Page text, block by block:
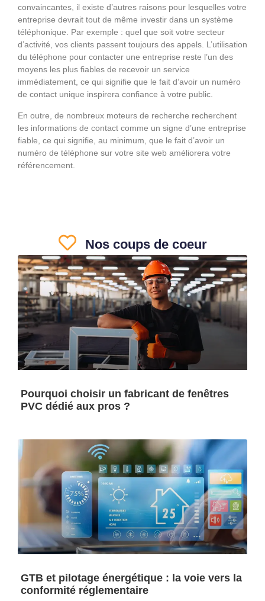
convaincantes, il existe d’autres raisons pour lesquelles votre
entreprise devrait tout de même investir dans un système
téléphonique. Par exemple : quel que soit votre secteur
d’activité, vos clients passent toujours des appels. L’utilisation
du téléphone pour contacter une entreprise reste l’un des
moyens les plus fiables de recevoir un service
immédiatement, ce qui signifie que le fait d’avoir un numéro
de contact unique inspirera confiance à votre public.
En outre, de nombreux moteurs de recherche recherchent
les informations de contact comme un signe d’une entreprise
fiable, ce qui signifie, au minimum, que le fait d’avoir un
numéro de téléphone sur votre site web améliorera votre
référencement.
Nos coups de coeur
Pourquoi choisir un fabricant de fenêtres
PVC dédié aux pros ?
GTB et pilotage énergétique : la voie vers la
conformité réglementaire